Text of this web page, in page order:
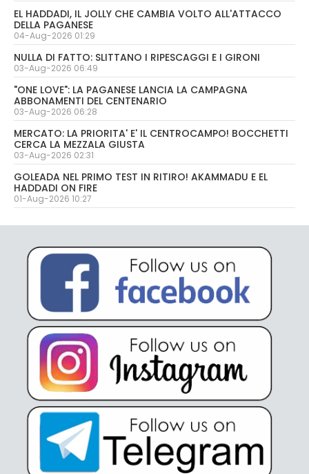
EL HADDADI, IL JOLLY CHE CAMBIA VOLTO ALL'ATTACCO
DELLA PAGANESE
04-Aug-2026 01:29
NULLA DI FATTO: SLITTANO I RIPESCAGGI E I GIRONI
03-Aug-2026 06:49
"ONE LOVE": LA PAGANESE LANCIA LA CAMPAGNA
ABBONAMENTI DEL CENTENARIO
03-Aug-2026 06:28
MERCATO: LA PRIORITA' E' IL CENTROCAMPO! BOCCHETTI
CERCA LA MEZZALA GIUSTA
03-Aug-2026 02:31
GOLEADA NEL PRIMO TEST IN RITIRO! AKAMMADU E EL
HADDADI ON FIRE
01-Aug-2026 10:27